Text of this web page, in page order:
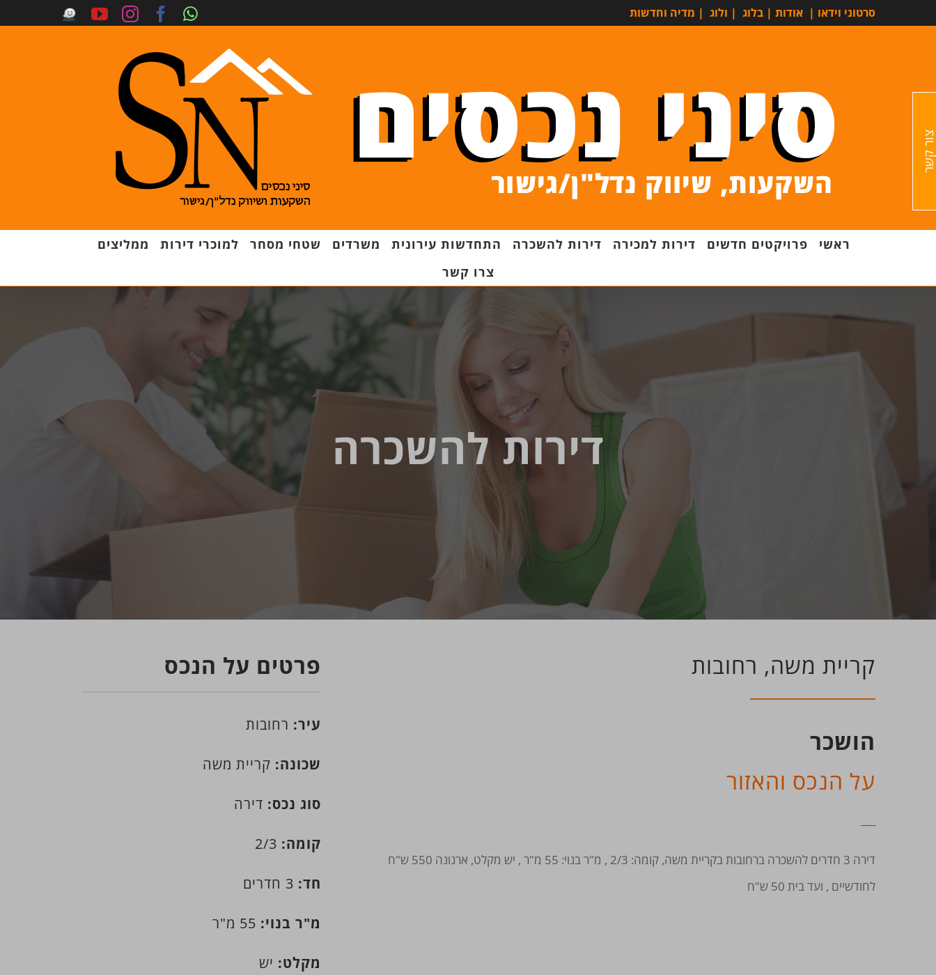
סרטוני וידאו | אודות | בלוג | ולוג | מדיה וחדשות
ראשי פרויקטים חדשים דירות למכירה דירות להשכרה התחדשות עירונית משרדים שטחי מסחר למוכרי דירות
ממליצים
צרו קשר
דירות להשכרה
קריית משה, רחובות
הושכר
על הנכס והאזור
דירה 3 חדרים להשכרה ברחובות בקריית משה, קומה: 2/3 , מ"ר בנוי: 55 מ"ר , יש מקלט, ארנונה 550 ש"ח
לחודשיים , ועד בית 50 ש"ח
פרטים על הנכס
עיר: רחובות
שכונה: קריית משה
סוג נכס: דירה
קומה:
חד:
מ"ר בנוי:
מקלט: יש
צור קשר